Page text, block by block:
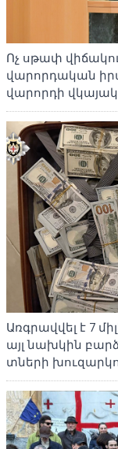
Ոչ սթափ
վարորդական
վարորդի
Առգրավվել է 7
այլ նախկին
տների